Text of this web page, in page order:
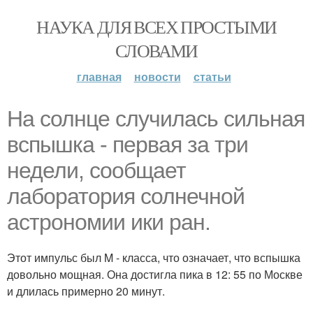
НАУКА ДЛЯ ВСЕХ ПРОСТЫМИ
СЛОВАМИ
главная новости статьи
На солнце случилась сильная
вспышка - первая за три
недели, сообщает
лаборатория солнечной
астрономии ики ран.
Этот импульс был M - класса, что означает, что вспышка
довольно мощная. Она достигла пика в 12: 55 по Москве
и длилась примерно 20 минут.